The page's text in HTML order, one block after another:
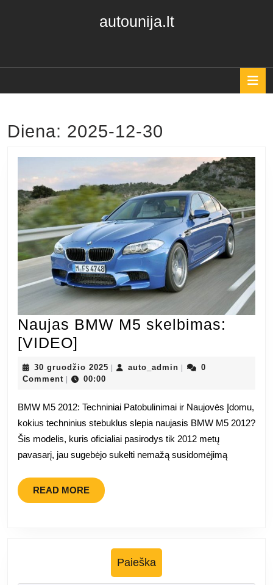
autounija.lt
Diena: 2025-12-30
Naujas BMW M5 skelbimas:
[VIDEO]
BMW
M5
[VIDEO]
30 gruodžio 2025 30
| auto_admin auto_admin
|
0
Comment | 00:00
BMW M5 2012: Techniniai Patobulinimai ir Naujovės Įdomu,
kokius techninius stebuklus slepia naujasis BMW M5 2012?
Šis modelis, kuris oficialiai pasirodys tik 2012 metų
pavasarį, jau sugebėjo sukelti nemažą susidomėjimą
READ MOREREAD
MORE
Paieška